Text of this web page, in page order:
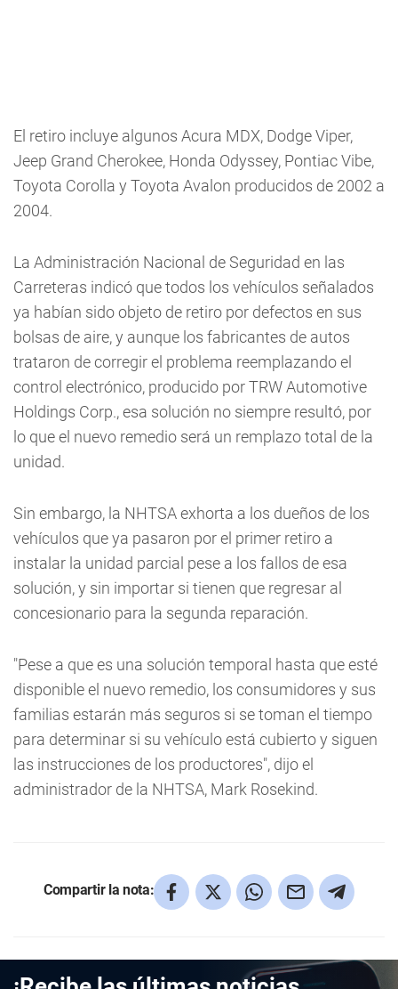
El retiro incluye algunos Acura MDX, Dodge Viper,
Jeep Grand Cherokee, Honda Odyssey, Pontiac Vibe,
Toyota Corolla y Toyota Avalon producidos de 2002 a
2004.
La Administración Nacional de Seguridad en las
Carreteras indicó que todos los vehículos señalados
ya habían sido objeto de retiro por defectos en sus
bolsas de aire, y aunque los fabricantes de autos
trataron de corregir el problema reemplazando el
control electrónico, producido por TRW Automotive
Holdings Corp., esa solución no siempre resultó, por
lo que el nuevo remedio será un remplazo total de la
unidad.
Sin embargo, la NHTSA exhorta a los dueños de los
vehículos que ya pasaron por el primer retiro a
instalar la unidad parcial pese a los fallos de esa
solución, y sin importar si tienen que regresar al
concesionario para la segunda reparación.
"Pese a que es una solución temporal hasta que esté
disponible el nuevo remedio, los consumidores y sus
familias estarán más seguros si se toman el tiempo
para determinar si su vehículo está cubierto y siguen
las instrucciones de los productores", dijo el
administrador de la NHTSA, Mark Rosekind.
Compartir la nota: